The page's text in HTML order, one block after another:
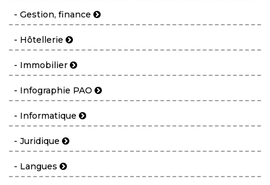
- Gestion, finance
- Hôtellerie
- Immobilier
- Infographie PAO
- Informatique
- Juridique
- Langues